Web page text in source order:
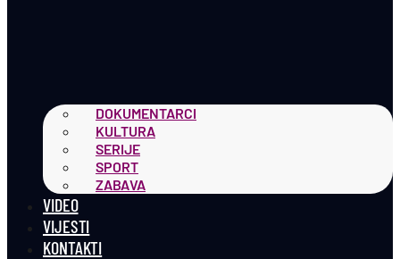
DOKUMENTARCI
KULTURA
SERIJE
SPORT
ZABAVA
VIDEO
VIJESTI
KONTAKTI